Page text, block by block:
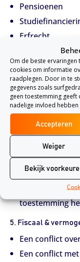
Om de beste
cookies om informatie
raadplegen. Door in te
gegevens zoals
geen toestemming
nadelige invloed
Accepteren
Weiger
Bekijk
Pensioenen
Erfrecht
3. Medisch
Als u gewond
Als u
van een ander
Als u
4. Verkeer
Als u
Schade door
toestemming
5. Fiscaal &
Een conflict
Een conflict